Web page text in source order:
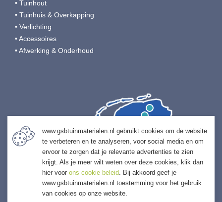
• Tuinhout
• Tuinhuis & Overkapping
• Verlichting
• Accessoires
• Afwerking & Onderhoud
www.gsbtuinmaterialen.nl gebruikt cookies om de website
te verbeteren en te analyseren, voor social media en om
ervoor te zorgen dat je relevante advertenties te zien
krijgt. Als je meer wilt weten over deze cookies, klik dan
hier voor ons cookie beleid. Bij akkoord geef je
www.gsbtuinmaterialen.nl toestemming voor het gebruik
van cookies op onze website.